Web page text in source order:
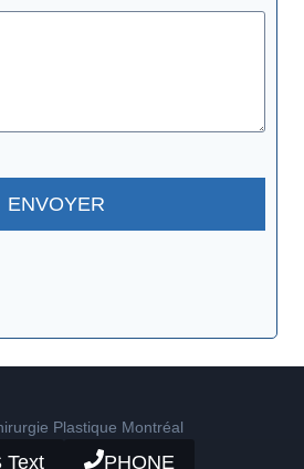
ENVOYER
Text PHONE
Plastique Montréal